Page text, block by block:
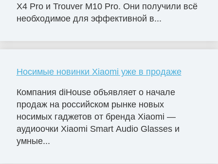
X4 Pro и Trouver M10 Pro. Они получили всё
необходимое для эффективной в...
Носимые новинки Xiaomi уже в продаже
Компания diHouse объявляет о начале
продаж на российском рынке новых
носимых гаджетов от бренда Xiaomi —
аудиоочки Xiaomi Smart Audio Glasses и
умные...